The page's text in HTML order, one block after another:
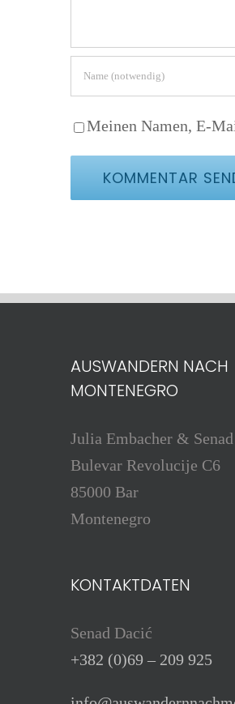
Meinen Namen, E-
AUSWANDERN NACH
MONTENEGRO
Julia Embacher &
Bulevar Revolucije C6
85000 Bar
Montenegro
KONTAKTDATEN
Senad Dacić
+382 (0)69 – 209 925